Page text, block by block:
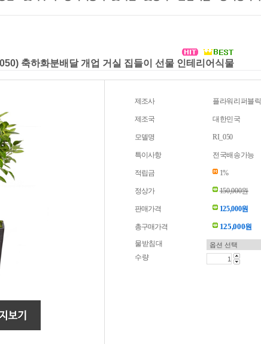
축하화분배달 개업 거실 집들이 선물 인테리어식물
제조사 플라워리퍼블릭
제조국 대한민국
모델명 RI_050
특이사항 전국배송가능
적립금 1%
정상가 150,000원
판매가격 125,000원
총구매가격 125,000원
물받침대
수량